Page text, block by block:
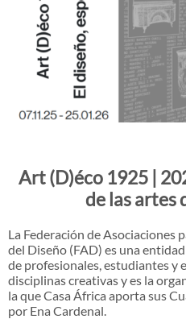
Art (D)éco 1925 |
de las artes
La Federación de Asociaciones
del Diseño (FAD) es una
de profesionales, estudiantes y
disciplinas creativas y es la
la que Casa África aporta sus
por Ena Cardenal.